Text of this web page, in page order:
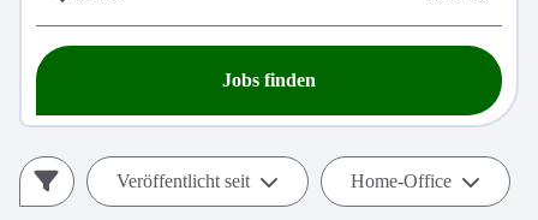
Jobs finden
Veröffentlicht seit Home-Office